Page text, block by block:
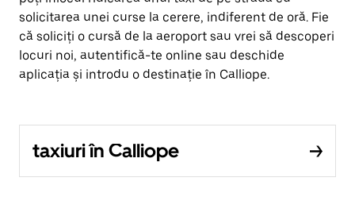
solicitarea unei curse la cerere, indiferent de oră. Fie
că soliciți o cursă de la aeroport sau vrei să descoperi
locuri noi, autentifică-te online sau deschide
aplicația și introdu o destinație în Calliope.
taxiuri în Calliope